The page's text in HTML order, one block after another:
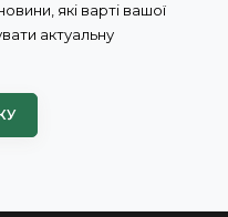
які варті вашої
актуальну